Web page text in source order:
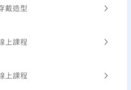
戴造型
上課程
上課程